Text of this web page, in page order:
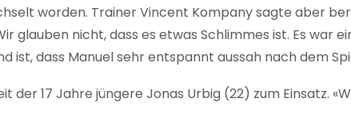
worden. Trainer Vincent Kompany sagte aber
glauben nicht, dass es etwas Schlimmes ist. Es war
ist, dass Manuel sehr entspannt aussah nach dem
der 17 Jahre jüngere Jonas Urbig (22) zum Einsatz.